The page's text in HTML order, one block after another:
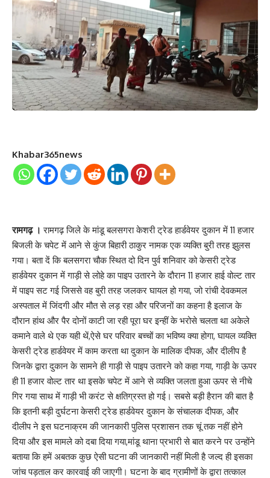
Khabar365news
रामगढ़ । रामगढ़ जिले के मांडू बलसगरा केशरी ट्रेड हार्डवेयर दुकान में 11 हजार
बिजली के चपेट में आने से कुंज बिहारी ठाकुर नामक एक व्यक्ति बुरी तरह झुलस
गया। बता दें कि बलसगरा चौक स्थित दो दिन पुर्व शनिवार को केसरी ट्रेड
हार्डवेयर दुकान में गाड़ी से लोहे का पाइप उतारने के दौरान 11 हजार हाई वोल्ट तार
में पाइप सट गई जिससे वह बुरी तरह जलकर घायल हो गया, जो रांची देवकमल
अस्पताल में जिंदगी और मौत से लड़ रहा और परिजनों का कहना है इलाज के
दौरान हांथ और पैर दोनों काटी जा रही पूरा घर इन्हीं के भरोसे चलता था अकेले
कमाने वाले थे एक यही थें,ऐसे घर परिवार बच्चों का भविष्य क्या होगा, घायल व्यक्ति
केसरी ट्रेड हार्डवेयर में काम करता था दुकान के मालिक दीपक, और दीलीप है
जिनके द्वारा दुकान के सामने ही गाड़ी से पाइप उतारने को कहा गया, गाड़ी के ऊपर
ही 11 हजार वोल्ट तार था इसके चपेट में आने से व्यक्ति जलता हुआ ऊपर से नीचे
गिर गया साथ में गाड़ी भी करंट से क्षतिग्रस्त हो गई। सबसे बड़ी हैरान की बात है
कि इतनी बड़ी दुर्घटना केसरी ट्रेड हार्डवेयर दुकान के संचालक दीपक, और
दीलीप ने इस घटनाक्रम की जानकारी पुलिस प्रशासन तक चूं तक नहीं होने
दिया और इस मामले को दबा दिया गया,मांडू थाना प्रभारी से बात करने पर उन्होंने
बताया कि हमें अबतक कुछ ऐसी घटना की जानकारी नहीं मिली है जल्द ही इसका
जांच पड़ताल कर कारवाई की जाएगी। घटना के बाद ग्रामीणों के द्वारा तत्काल